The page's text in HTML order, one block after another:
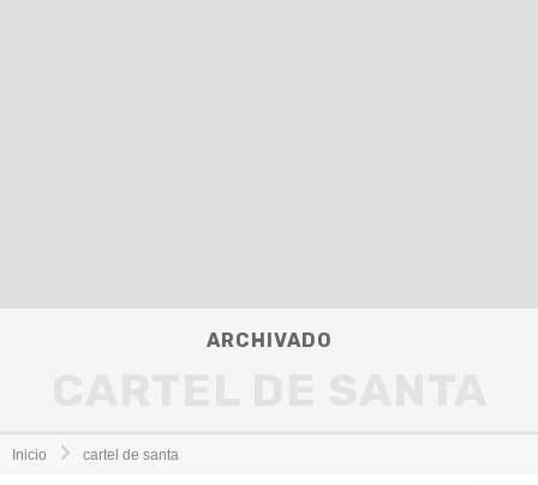
ARCHIVADO
Inicio cartel de santa